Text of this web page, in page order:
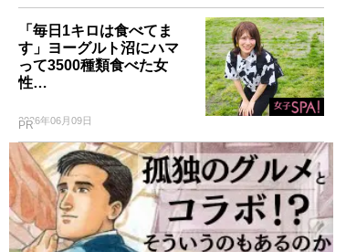
「毎日1キロは食べてま
す」ヨーグルト沼にハマ
って3500種類食べた女
性…
2026年06月09日
PR